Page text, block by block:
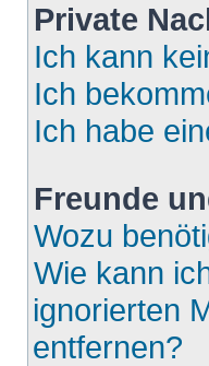
Private
Ich kann
Ich
Ich habe
Freunde
Wozu
Wie kann
ignorierten
entfernen?